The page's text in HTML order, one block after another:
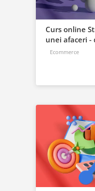
Curs online
unei afaceri -
si scalare
Ecommerce